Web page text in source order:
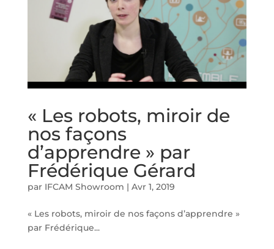
« Les robots, miroir de
nos façons
d’apprendre » par
Frédérique Gérard
par IFCAM Showroom | Avr 1, 2019
« Les robots, miroir de nos façons d’apprendre »
par Frédérique...